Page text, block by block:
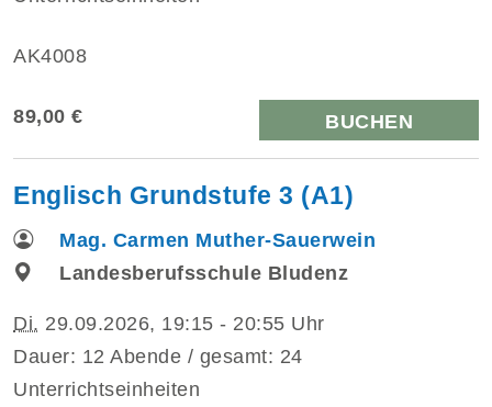
AK4008
89,00 € BUCHEN
Englisch Grundstufe 3 (A1)
Mag. Carmen Muther-Sauerwein
Landesberufsschule Bludenz
Di. 29.09.2026, 19:15 - 20:55 Uhr
Dauer: 12 Abende / gesamt: 24
Unterrichtseinheiten